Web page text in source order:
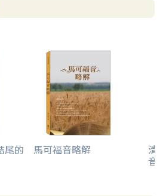
尾的 馬可福音略解 清
音